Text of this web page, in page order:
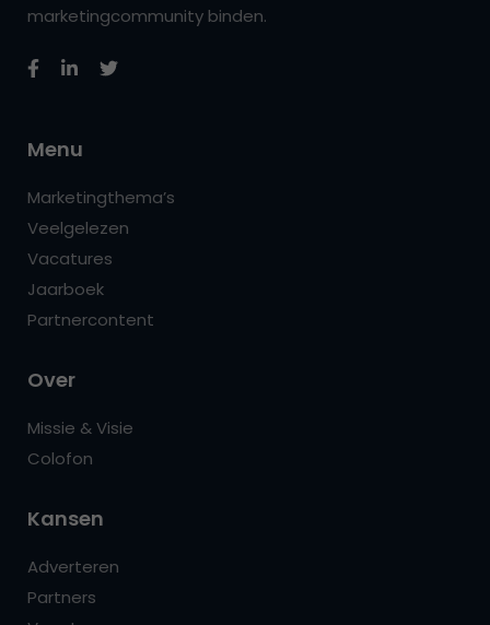
marketingcommunity binden.
Menu
Marketingthema’s
Veelgelezen
Vacatures
Jaarboek
Partnercontent
Over
Missie & Visie
Colofon
Kansen
Adverteren
Partners